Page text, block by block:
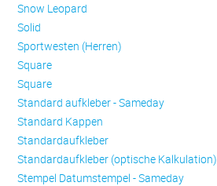
Snow Leopard
Solid
Sportwesten (Herren)
Square
Square
Standard aufkleber - Sameday
Standard Kappen
Standardaufkleber
Standardaufkleber (optische Kalkulation)
Stempel Datumstempel - Sameday